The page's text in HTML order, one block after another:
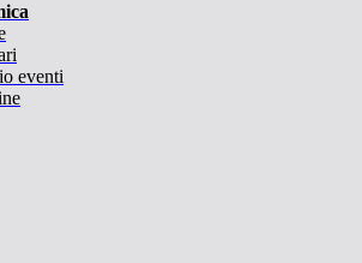
eventi